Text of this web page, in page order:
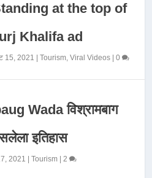
at the top of
Khalifa ad
15, 2021 |Tourism,Viral Videos |0
Wada विश्रामबाग
इतिहास
2021 |Tourism |2